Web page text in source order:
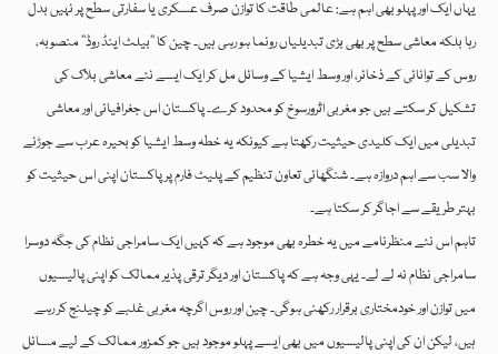
یہاں ایک اور پہلو بھی اہم ہے: عالمی طاقت کا توازن صرف عسکری یا سفارتی سطح پر نہیں بدل
رہا بلکہ معاشی سطح پر بھی بڑی تبدیلیاں رونما ہو رہی ہیں۔ چین کا ’’بیلٹ اینڈ روڈ‘‘ منصوبہ،
روس کے توانائی کے ذخائر، اور وسط ایشیا کے وسائل مل کر ایک ایسے نئے معاشی بلاک کی
تشکیل کر سکتے ہیں جو مغربی اثرورسوخ کو محدود کرے۔ پاکستان اس جغرافیائی اور معاشی
تبدیلی میں ایک کلیدی حیثیت رکھتا ہے کیونکہ یہ خطہ وسط ایشیا کو بحیرہ عرب سے جوڑنے
والا سب سے اہم دروازہ ہے۔ شنگھائی تعاون تنظیم کے پلیٹ فارم پر پاکستان اپنی اس حیثیت کو
بہتر طریقے سے اجاگر کر سکتا ہے۔
تاہم اس نئے منظرنامے میں یہ خطرہ بھی موجود ہے کہ کہیں ایک سامراجی نظام کی جگہ دوسرا
سامراجی نظام نہ لے لے۔ یہی وجہ ہے کہ پاکستان اور دیگر ترقی پذیر ممالک کو اپنی پالیسیوں
میں توازن اور خودمختاری برقرار رکھنی ہوگی۔ چین اور روس اگرچہ مغربی غلبے کو چیلنج کر رہے
ہیں، لیکن ان کی اپنی پالیسیوں میں بھی ایسے پہلو موجود ہیں جو کمزور ممالک کے لیے مسائل